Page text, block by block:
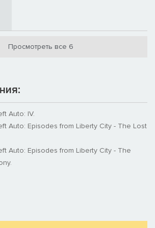
Просмотреть все 6
Auto: IV.
Auto: Episodes from Liberty City - The Lost
Auto: Episodes from Liberty City - The